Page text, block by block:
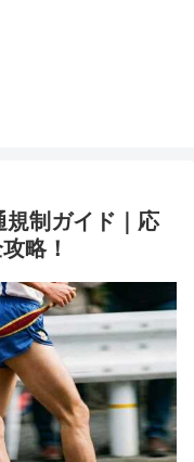
規制ガイド｜応
略！